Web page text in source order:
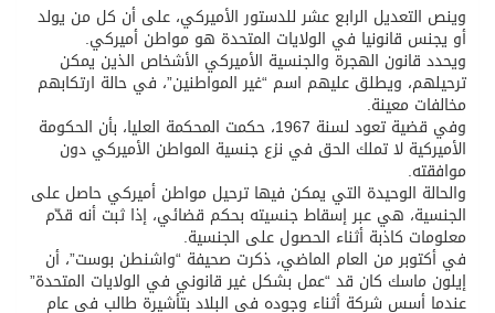
وينص التعديل الرابع عشر للدستور الأميركي، على أن كل من يولد
أو يجنس قانونيا في الولايات المتحدة هو مواطن أميركي.
ويحدد قانون الهجرة والجنسية الأميركي الأشخاص الذين يمكن
ترحيلهم، ويطلق عليهم اسم “غير المواطنين”، في حالة ارتكابهم
مخالفات معينة.
وفي قضية تعود لسنة 1967، حكمت المحكمة العليا، بأن الحكومة
الأميركية لا تملك الحق في نزع جنسية المواطن الأميركي دون
موافقته.
والحالة الوحيدة التي يمكن فيها ترحيل مواطن أميركي حاصل على
الجنسية، هي عبر إسقاط جنسيته بحكم قضائي، إذا ثبت أنه قدّم
معلومات كاذبة أثناء الحصول على الجنسية.
في أكتوبر من العام الماضي، ذكرت صحيفة “واشنطن بوست”، أن
إيلون ماسك كان قد “عمل بشكل غير قانوني في الولايات المتحدة”
عندما أسس شركة أثناء وجوده في البلاد بتأشيرة طالب في عام